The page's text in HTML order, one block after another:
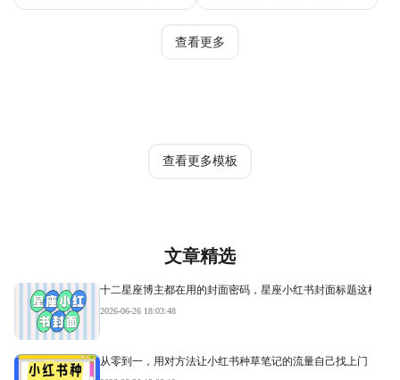
查看更多
查看更多模板
文章精选
十二星座博主都在用的封面密码，星座小红书封面标题这样写
2026-06-26 18:03:48
从零到一，用对方法让小红书种草笔记的流量自己找上门